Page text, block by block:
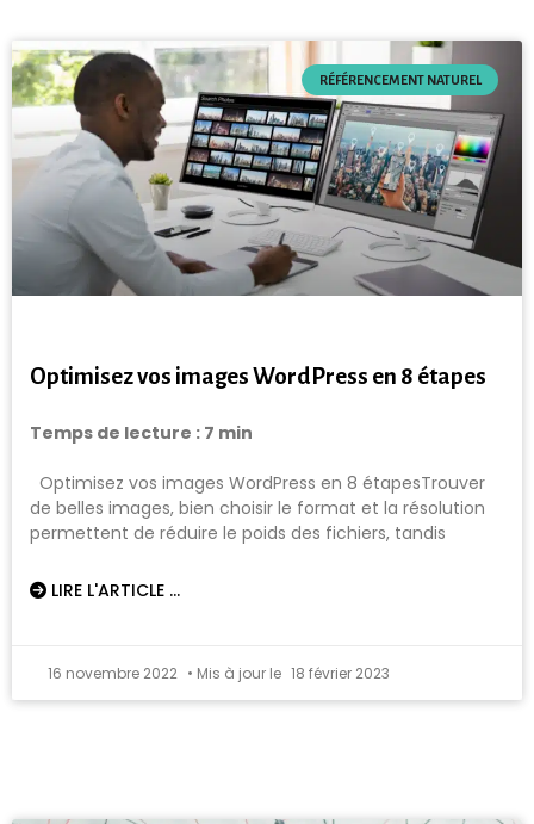
RÉFÉRENCEMENT NATUREL
Optimisez vos images WordPress en 8 étapes
Temps de lecture : 7 min
Optimisez vos images WordPress en 8 étapesTrouver
de belles images, bien choisir le format et la résolution
permettent de réduire le poids des fichiers, tandis
LIRE L'ARTICLE ...
16 novembre 2022 18 février 2023